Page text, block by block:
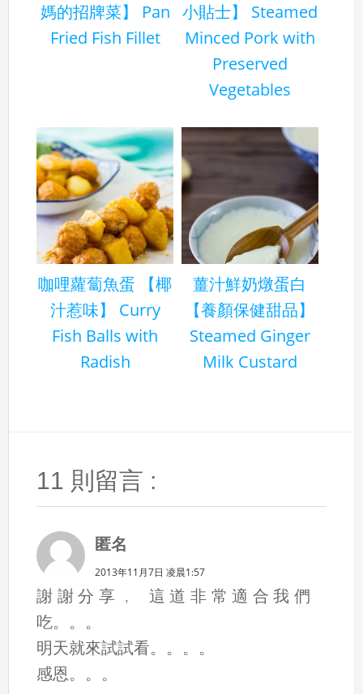
媽的招牌菜】 Pan
Fried Fish Fillet
小貼士】 Steamed
Minced Pork with
Preserved
Vegetables
咖哩蘿蔔魚蛋 【椰
汁惹味】 Curry
Fish Balls with
Radish
薑汁鮮奶燉蛋白
【養顏保健甜品】
Steamed Ginger
Milk Custard
11 則留言 :
匿名
2013年11月7日 凌晨1:57
謝謝分享﹐ 這道非常適合我們
吃。。。
明天就來試試看。。。。
感恩。。。